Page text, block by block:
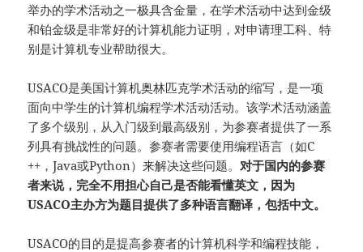
举办的学术活动之一极具含金量，在学术活动中达到金级
和铂金级是非常好的计算机能力证明，对申请理工科、特
别是计算机专业帮助很大。
USACO是美国计算机奥林匹克学术活动的缩写，是一项
面向中学生的计算机编程学术活动活动。该学术活动涵盖
了多个级别，从入门级到最高级别，为参赛者提供了一系
列具有挑战性的问题。参赛者需要使用编程语言（如C
++，Java或Python）来解决这些问题。 对于国内的参赛
者来说，完全不用担心自己是否能看懂英文，因为
USACO主办方为题目提供了多种语言翻译，包括中文。
USACO的目的是提高参赛者的计算机科学和编程技能，